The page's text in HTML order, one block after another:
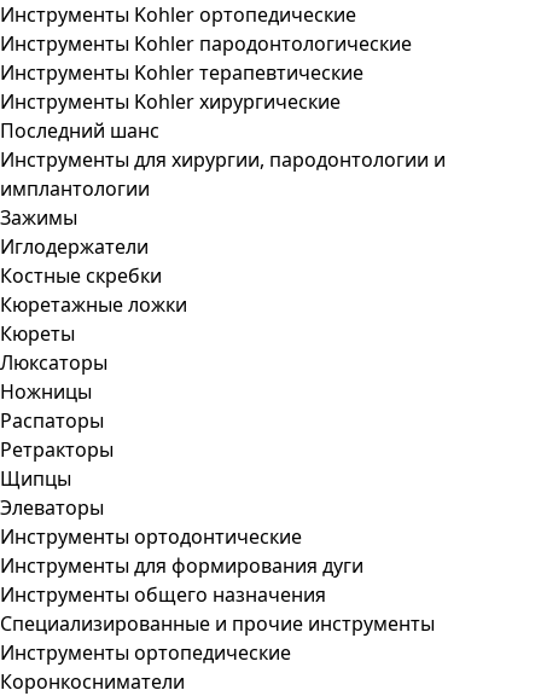
Инструменты Kohler ортопедические
Инструменты Kohler пародонтологические
Инструменты Kohler терапевтические
Инструменты Kohler хирургические
Последний шанс
Инструменты для хирургии, пародонтологии и
имплантологии
Зажимы
Иглодержатели
Костные скребки
Кюретажные ложки
Кюреты
Люксаторы
Ножницы
Распаторы
Ретракторы
Щипцы
Элеваторы
Инструменты ортодонтические
Инструменты для формирования дуги
Инструменты общего назначения
Специализированные и прочие инструменты
Инструменты ортопедические
Коронкосниматели